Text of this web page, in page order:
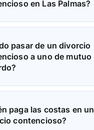
en Las Palmas?
pasar de un divorcio
a uno de mutuo
paga las costas en un
contencioso?